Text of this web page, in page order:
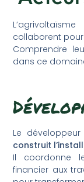
collaborent
Comprendre
dans ce
Le
construit
Il coordonne
financier aux